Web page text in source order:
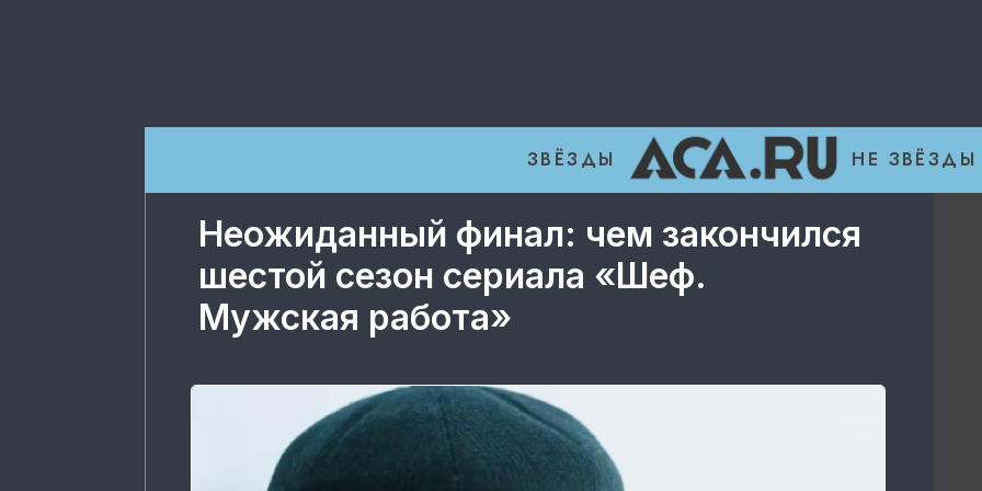
ЗВЁЗДЫ НЕ ЗВЁЗДЫ
Неожиданный финал: чем закончился
шестой сезон сериала «Шеф.
Мужская работа»